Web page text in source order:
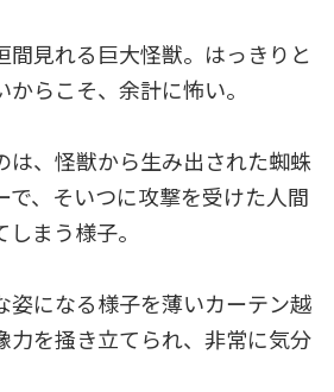
間見れる巨大怪獣。はっきりと
らこそ、余計に怖い。
は、怪獣から生み出された蜘蛛
で、そいつに攻撃を受けた人間
まう様子。
姿になる様子を薄いカーテン越
力を掻き立てられ、非常に気分